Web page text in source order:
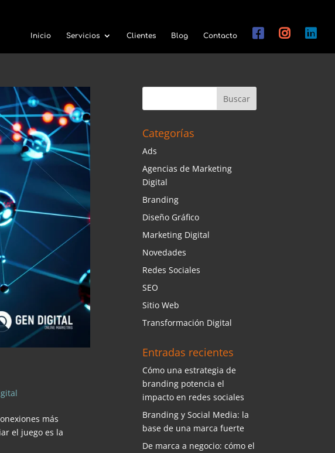
Inicio Servicios Clientes Blog Contacto
más
el juego es la
Categorías
Ads
Agencias de Marketing
Digital
Branding
Diseño Gráfico
Marketing Digital
Novedades
Redes Sociales
SEO
Sitio Web
Transformación Digital
Entradas recientes
Cómo una estrategia de
branding potencia el
impacto en redes sociales
Branding y Social Media: la
base de una marca fuerte
De marca a negocio: cómo el